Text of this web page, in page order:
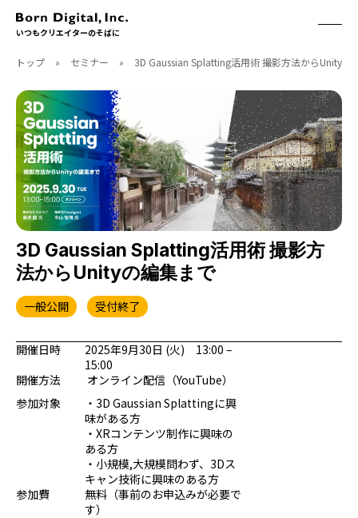
いつもクリエイターのそばに
ABOUT
CONTACT
RECRUIT
クリエイターズID
ACCESS
取扱製品
ソフトウェア
フォント
ハードウェア
ソフトウェアサポート
CGWORLD
月刊誌
別冊
CGWORLD.jp
BOOK
刊行順
ゲーム/CG
映像/映画/アニメ
プログラミング/ウェブ
チュートリアル
x facebook
トップ » セミナー » 3D Gaussian Splatting活用術 撮影方法からUnityの
3D Gaussian Splatting活用術 撮影方
法からUnityの編集まで
一般公開 受付終了
開催日時
2025年9月30日 (火) 13:00 –
15:00
開催方法
オンライン配信（YouTube）
参加対象
・3D Gaussian Splattingに興
味がある方
・XRコンテンツ制作に興味の
ある方
・小規模,大規模問わず、3Dス
キャン技術に興味のある方
参加費
無料（事前のお申込みが必要で
す）